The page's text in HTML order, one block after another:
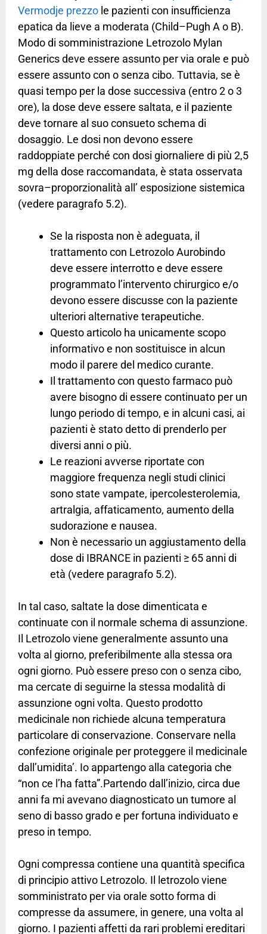
Vermodje prezzo le pazienti con insufficienza
epatica da lieve a moderata (Child–Pugh A o B).
Modo di somministrazione Letrozolo Mylan
Generics deve essere assunto per via orale e può
essere assunto con o senza cibo. Tuttavia, se è
quasi tempo per la dose successiva (entro 2 o 3
ore), la dose deve essere saltata, e il paziente
deve tornare al suo consueto schema di
dosaggio. Le dosi non devono essere
raddoppiate perché con dosi giornaliere di più 2,5
mg della dose raccomandata, è stata osservata
sovra–proporzionalità all’ esposizione sistemica
(vedere paragrafo 5.2).
Se la risposta non è adeguata, il
trattamento con Letrozolo Aurobindo
deve essere interrotto e deve essere
programmato l’intervento chirurgico e/o
devono essere discusse con la paziente
ulteriori alternative terapeutiche.
Questo articolo ha unicamente scopo
informativo e non sostituisce in alcun
modo il parere del medico curante.
Il trattamento con questo farmaco può
avere bisogno di essere continuato per un
lungo periodo di tempo, e in alcuni casi, ai
pazienti è stato detto di prenderlo per
diversi anni o più.
Le reazioni avverse riportate con
maggiore frequenza negli studi clinici
sono state vampate, ipercolesterolemia,
artralgia, affaticamento, aumento della
sudorazione e nausea.
Non è necessario un aggiustamento della
dose di IBRANCE in pazienti ≥ 65 anni di
età (vedere paragrafo 5.2).
In tal caso, saltate la dose dimenticata e
continuate con il normale schema di assunzione.
Il Letrozolo viene generalmente assunto una
volta al giorno, preferibilmente alla stessa ora
ogni giorno. Può essere preso con o senza cibo,
ma cercate di seguirne la stessa modalità di
assunzione ogni volta. Questo prodotto
medicinale non richiede alcuna temperatura
particolare di conservazione. Conservare nella
confezione originale per proteggere il medicinale
dall’umidita’. Io appartengo alla categoria che
“non ce l’ha fatta”.Partendo dall’inizio, circa due
anni fa mi avevano diagnosticato un tumore al
seno di basso grado e per fortuna individuato e
preso in tempo.
Ogni compressa contiene una quantità specifica
di principio attivo Letrozolo. Il letrozolo viene
somministrato per via orale sotto forma di
compresse da assumere, in genere, una volta al
giorno. I pazienti affetti da rari problemi ereditari